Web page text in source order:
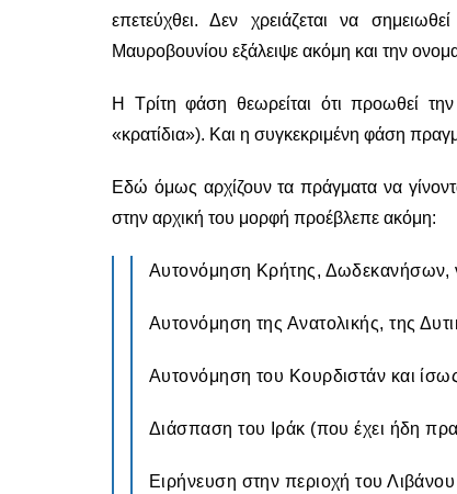
επετεύχθει. Δεν χρειάζεται να
Μαυροβουνίου εξάλειψε ακόμη και την
Η Τρίτη φάση θεωρείται ότι προωθεί
«κρατίδια»). Και η συγκεκριμένη φάση
Εδώ όμως αρχίζουν τα πράγματα να
στην αρχική του μορφή προέβλεπε ακόμη:
Αυτονόμηση Κρήτης, Δωδεκανήσων,
Αυτονόμηση της Ανατολικής, της
Αυτονόμηση του Κουρδιστάν και
Διάσπαση του Ιράκ (που έχει ήδη
Ειρήνευση στην περιοχή του